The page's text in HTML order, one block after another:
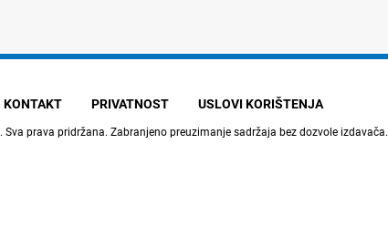
KONTAKT PRIVATNOST USLOVI KORIŠTENJA
. Sva prava pridržana. Zabranjeno preuzimanje sadržaja bez dozvole izdavača.